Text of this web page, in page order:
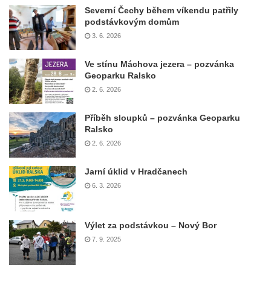
Severní Čechy během víkendu patřily
podstávkovým domům
3. 6. 2026
Ve stínu Máchova jezera – pozvánka
Geoparku Ralsko
2. 6. 2026
Příběh sloupků – pozvánka Geoparku
Ralsko
2. 6. 2026
Jarní úklid v Hradčanech
6. 3. 2026
Výlet za podstávkou – Nový Bor
7. 9. 2025